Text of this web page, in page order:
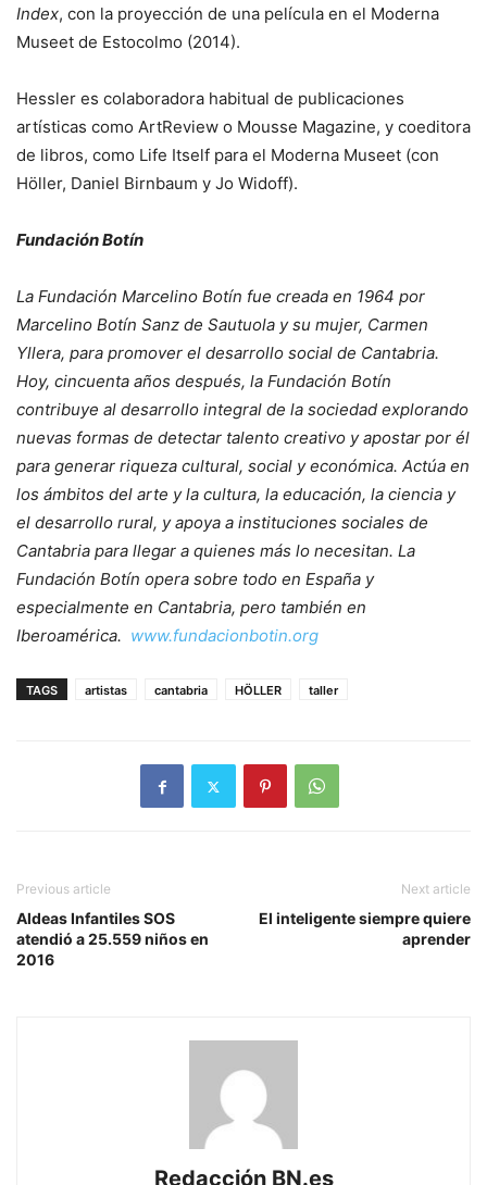
Index, con la proyección de una película en el Moderna
Museet de Estocolmo (2014).
Hessler es colaboradora habitual de publicaciones
artísticas como ArtReview o Mousse Magazine, y coeditora
de libros, como Life Itself para el Moderna Museet (con
Höller, Daniel Birnbaum y Jo Widoff).
Fundación Botín
La Fundación Marcelino Botín fue creada en 1964 por
Marcelino Botín Sanz de Sautuola y su mujer, Carmen
Yllera, para promover el desarrollo social de Cantabria.
Hoy, cincuenta años después, la Fundación Botín
contribuye al desarrollo integral de la sociedad explorando
nuevas formas de detectar talento creativo y apostar por él
para generar riqueza cultural, social y económica. Actúa en
los ámbitos del arte y la cultura, la educación, la ciencia y
el desarrollo rural, y apoya a instituciones sociales de
Cantabria para llegar a quienes más lo necesitan. La
Fundación Botín opera sobre todo en España y
especialmente en Cantabria, pero también en
Iberoamérica. www.fundacionbotin.org
TAGS artistas cantabria HÖLLER taller
Previous article
Aldeas Infantiles SOS
atendió a 25.559 niños en
2016
Next article
El inteligente siempre quiere
aprender
Redacción BN.es